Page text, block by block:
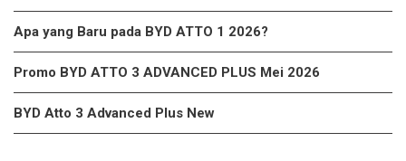
Apa yang Baru pada BYD ATTO 1 2026?
Promo BYD ATTO 3 ADVANCED PLUS Mei 2026
BYD Atto 3 Advanced Plus New